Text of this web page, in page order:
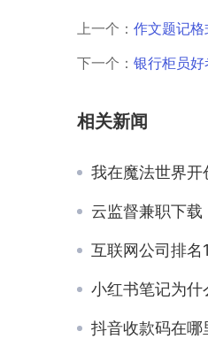
上一个： 作文题记格
下一个： 银行柜员好
相关新闻
我在魔法世界开创互联
云监督兼职下载
互联网公司排名
小红书笔记为什么
抖音收款码在哪